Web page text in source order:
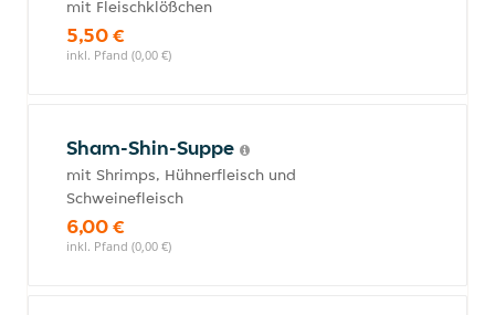
mit Fleischklößchen
5,50 €
inkl. Pfand (0,00 €)
Sham-Shin-Suppe
mit Shrimps, Hühnerfleisch und
Schweinefleisch
6,00 €
inkl. Pfand (0,00 €)